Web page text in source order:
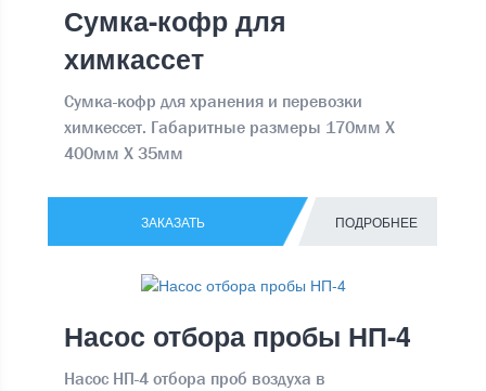
Сумка-кофр для
химкассет
Сумка-кофр для хранения и перевозки
химкессет. Габаритные размеры 170мм Х
400мм Х 35мм
ЗАКАЗАТЬ ПОДРОБНЕЕ
Насос отбора пробы НП-4
Насос НП-4 отбора проб воздуха в